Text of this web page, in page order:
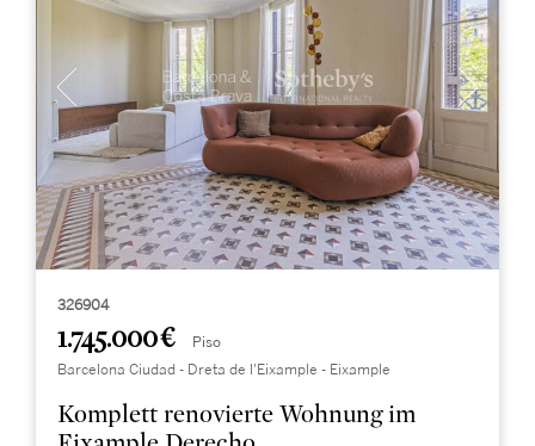
326904
1.745.000 € Piso
Barcelona Ciudad - Dreta de l'Eixample - Eixample
Komplett renovierte Wohnung im